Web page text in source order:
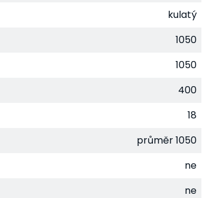
kulatý
1050
1050
400
18
průměr 1050
ne
ne